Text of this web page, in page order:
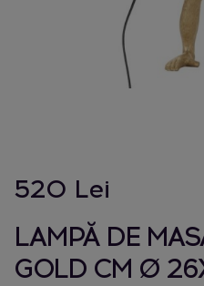
520 Lei
LAMPĂ DE
GOLD CM Ø